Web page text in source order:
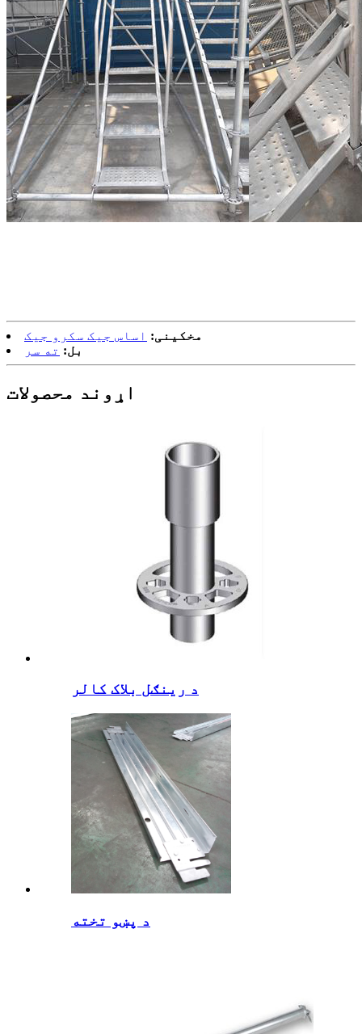
مخکینی: اساس جیک سکرو جیک
بل: ته سر
اړوند محصولات
د رینګل بلاک کالر
د پښو تخته